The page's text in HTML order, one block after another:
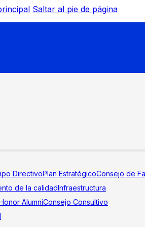
Saltar al pie de página
DirectivoPlan EstratégicoConsejo de
de la calidadInfraestructura
AlumniConsejo Consultivo